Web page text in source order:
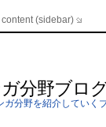
(sidebar)
分野ブロ
ガ分野を紹介していく